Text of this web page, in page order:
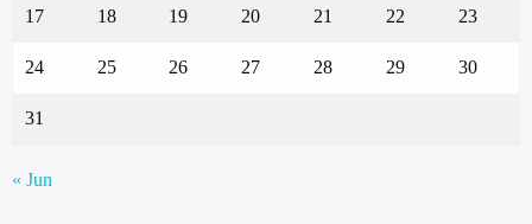
17 18 19 20 21 22 23
24 25 26 27 28 29 30
31
« Jun